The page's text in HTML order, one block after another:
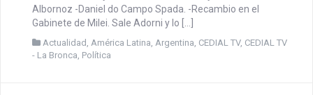
CEDIAL TV – Mayéutica | La Bronca – 11 | Impunidad y